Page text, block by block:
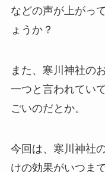
などの声が上がっ
ょうか？
また、寒川神社の
一つと言われてい
ごいのだとか。
今回は、寒川神社
けの効果がいつま